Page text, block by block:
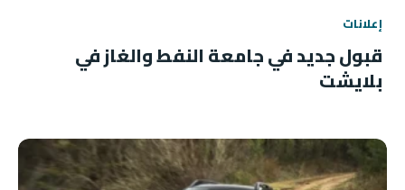
إعلانات
قبول جديد في جامعة النفط والغاز في
بلايشت